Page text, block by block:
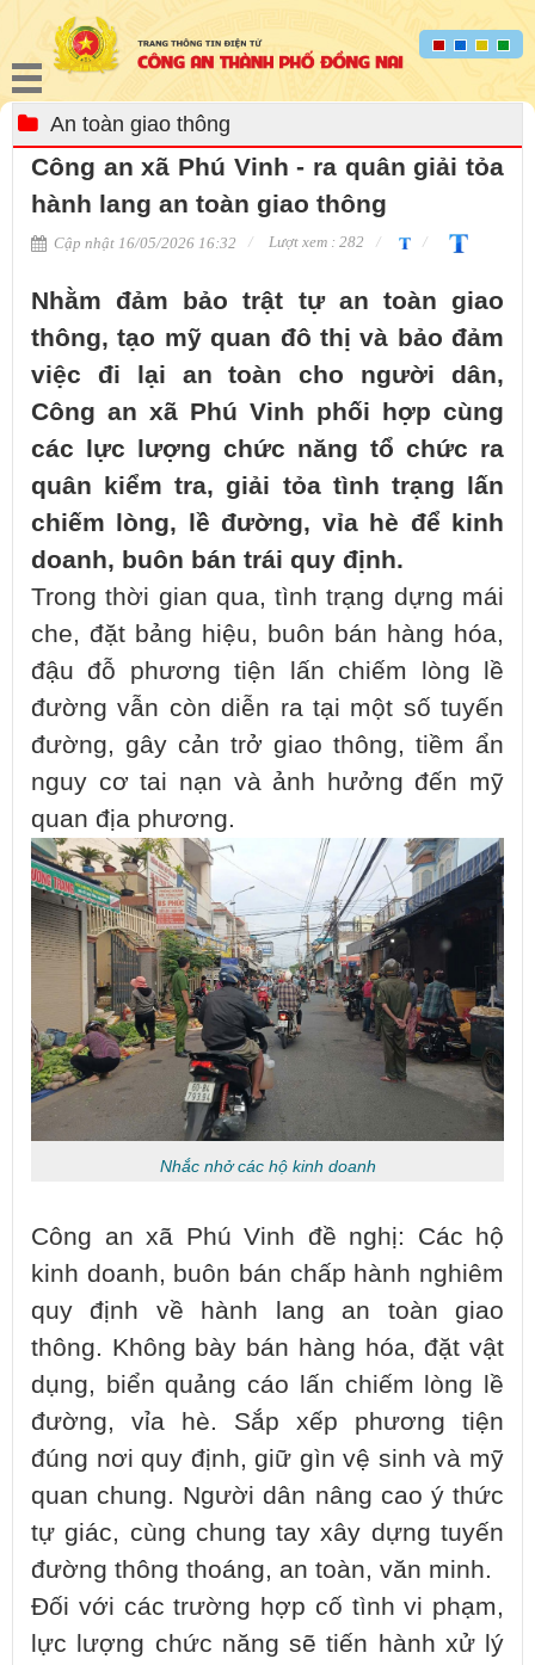
An toàn giao thông
Công an xã Phú Vinh - ra quân giải tỏa
hành lang an toàn giao thông
Cập nhật 16/05/2026 16:32 Lượt xem : 282
Nhằm đảm bảo trật tự an toàn giao
thông, tạo mỹ quan đô thị và bảo đảm
việc đi lại an toàn cho người dân,
Công an xã Phú Vinh phối hợp cùng
các lực lượng chức năng tổ chức ra
quân kiểm tra, giải tỏa tình trạng lấn
chiếm lòng, lề đường, vỉa hè để kinh
doanh, buôn bán trái quy định.
Trong thời gian qua, tình trạng dựng mái
che, đặt bảng hiệu, buôn bán hàng hóa,
đậu đỗ phương tiện lấn chiếm lòng lề
đường vẫn còn diễn ra tại một số tuyến
đường, gây cản trở giao thông, tiềm ẩn
nguy cơ tai nạn và ảnh hưởng đến mỹ
quan địa phương.
Nhắc nhở các hộ kinh doanh
Công an xã Phú Vinh đề nghị: Các hộ
kinh doanh, buôn bán chấp hành nghiêm
quy định về hành lang an toàn giao
thông. Không bày bán hàng hóa, đặt vật
dụng, biển quảng cáo lấn chiếm lòng lề
đường, vỉa hè. Sắp xếp phương tiện
đúng nơi quy định, giữ gìn vệ sinh và mỹ
quan chung. Người dân nâng cao ý thức
tự giác, cùng chung tay xây dựng tuyến
đường thông thoáng, an toàn, văn minh.
Đối với các trường hợp cố tình vi phạm,
lực lượng chức năng sẽ tiến hành xử lý